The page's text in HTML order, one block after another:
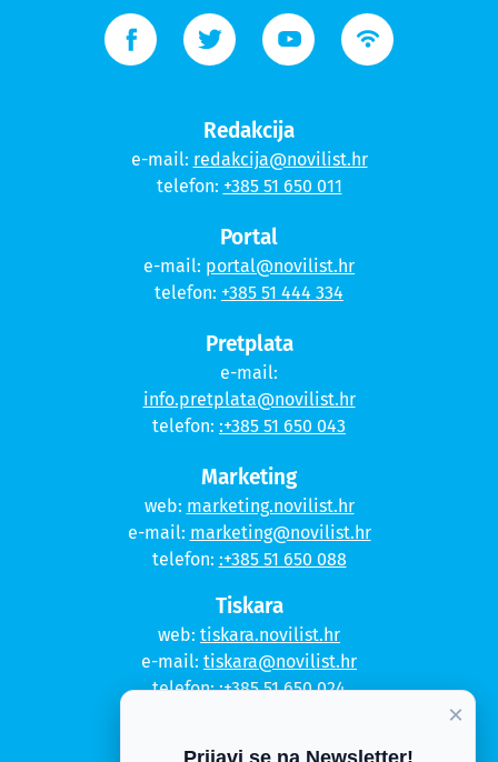
Redakcija
e-mail: redakcija@novilist.hr
telefon: +385 51 650 011
Portal
e-mail: portal@novilist.hr
telefon: +385 51 444 334
Pretplata
e-mail:
info.pretplata@novilist.hr
telefon: :+385 51 650 043
Marketing
web: marketing.novilist.hr
e-mail: marketing@novilist.hr
telefon: :+385 51 650 088
Tiskara
web: tiskara.novilist.hr
e-mail: tiskara@novilist.hr
telefon::+385 51 650 024
×
Prijavi se na Newsletter!